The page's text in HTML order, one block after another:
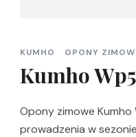
KUMHO OPONY
Kumho
Opony zimowe
prowadzenia w